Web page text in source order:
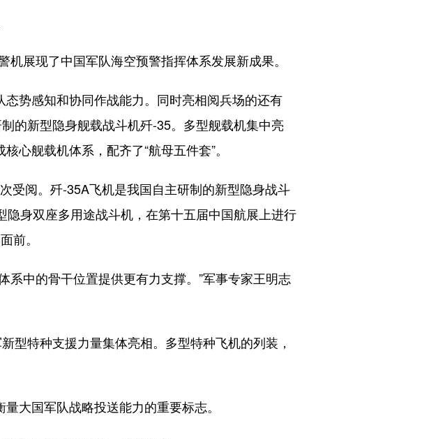
展现了中国军队海空预警指挥体系发展新成果。
势感知和协同作战能力。同时亮相阅兵场的还有
的新型隐身舰载战斗机歼-35。多型舰载机集中亮
心舰载机体系，配齐了“航母五件套”。
阅。歼-35A飞机是我国自主研制的新型隐身战斗
身双座多用途战斗机，在第十五届中国航展上进行
前。
中的骨干位置提供更有力支撑。”军事专家王明志
特种支援力量集体亮相。多型特种飞机的列装，
大国军队战略投送能力的重要标志。